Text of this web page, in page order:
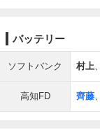
バッテリー
ソフトバンク 村上、
高知FD 齊藤、